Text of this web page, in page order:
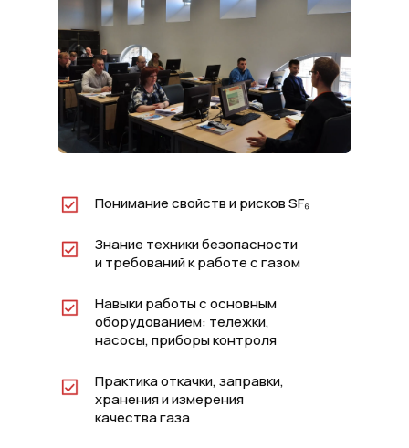
Понимание свойств и рисков SF₆
Знание техники безопасности
и требований к работе с газом
Практика откачки, заправки,
хранения и измерения
качества газа
Навыки работы с основным
оборудованием: тележки,
насосы, приборы контроля